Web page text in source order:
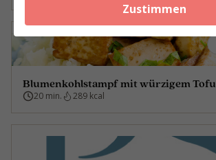
Zustimmen
Blumenkohlstampf mit würzigem Tofu
20 min. 289 kcal